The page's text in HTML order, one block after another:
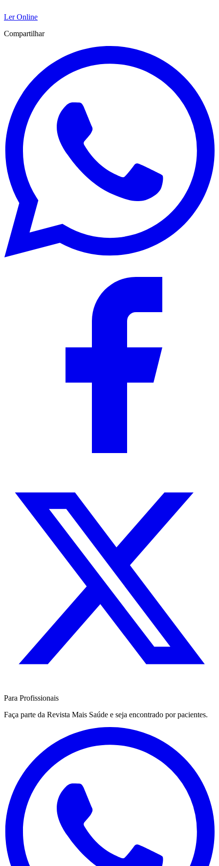
Ler Online
Compartilhar
Para Profissionais
Faça parte da Revista Mais Saúde e seja encontrado por pacientes.